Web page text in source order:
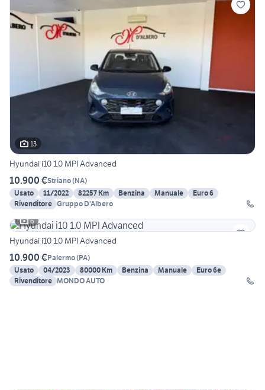
13
Hyundai i10 1.0 MPI Advanced
10.900 €Striano(NA)
Usato
11/2022 82257 Km Benzina Manuale
Euro 6
Rivenditore Gruppo D'Albero
6
Hyundai i10 1.0 MPI Advanced
10.900 €Palermo(PA)
Usato
04/2023 80000 Km Benzina Manuale
Euro 6e
Rivenditore MONDO AUTO